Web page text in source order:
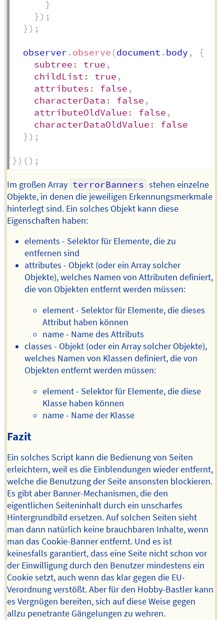
}
}) ;
}) ;
  observer
. observe (document . body ,
{
subtree : true ,
childList : true ,
attributes : false ,
characterData : false ,
attributeOldValue : false ,
characterDataOldValue :
false
}) ;
}) () ;
Im großen Array terrorBanners stehen einzelne
Objekte, in denen die jeweiligen Erkennungsmerkmale
hinterlegt sind. Ein solches Objekt kann diese
Eigenschaften haben:
elements - Selektor für Elemente, die zu
entfernen sind
attributes - Objekt (oder ein Array solcher
Objekte), welches Namen von Attributen definiert,
die von Objekten entfernt werden müssen:
element - Selektor für Elemente, die dieses
Attribut haben können
name - Name des Attributs
classes - Objekt (oder ein Array solcher Objekte),
welches Namen von Klassen definiert, die von
Objekten entfernt werden müssen:
element - Selektor für Elemente, die diese
Klasse haben können
name - Name der Klasse
Fazit
Ein solches Script kann die Bedienung von Seiten
erleichtern, weil es die Einblendungen wieder entfernt,
welche die Benutzung der Seite ansonsten blockieren.
Es gibt aber Banner-Mechanismen, die den
eigentlichen Seiteninhalt durch ein unscharfes
Hintergrundbild ersetzen. Auf solchen Seiten sieht
man dann natürlich keine brauchbaren Inhalte, wenn
man das Cookie-Banner entfernt. Und es ist
keinesfalls garantiert, dass eine Seite nicht schon vor
der Einwilligung durch den Benutzer mindestens ein
Cookie setzt, auch wenn das klar gegen die EU-
Verordnung verstößt. Aber für den Hobby-Bastler kann
es Vergnügen bereiten, sich auf diese Weise gegen
allzu penetrante Gängelungen zu wehren.